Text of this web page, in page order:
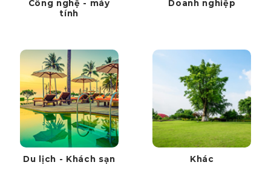
Công nghệ - máy
tính
Doanh nghiệp
Du lịch - Khách sạn Khác